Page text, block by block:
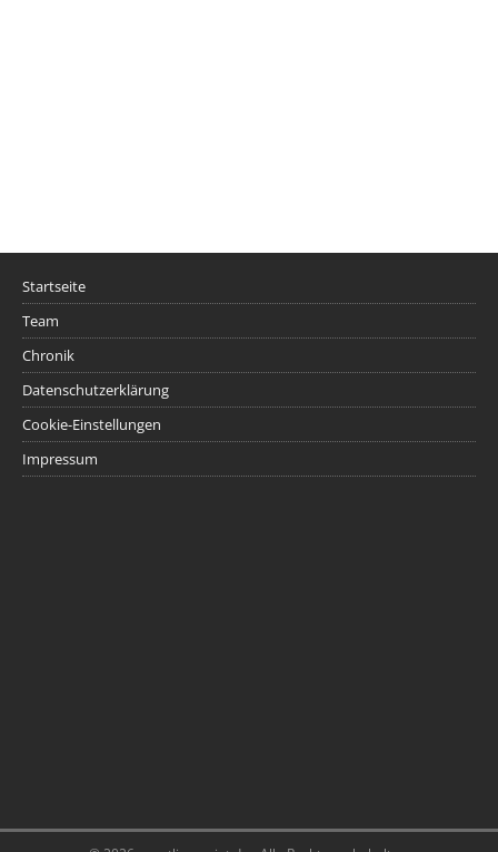
Startseite
Team
Chronik
Datenschutzerklärung
Cookie-Einstellungen
Impressum